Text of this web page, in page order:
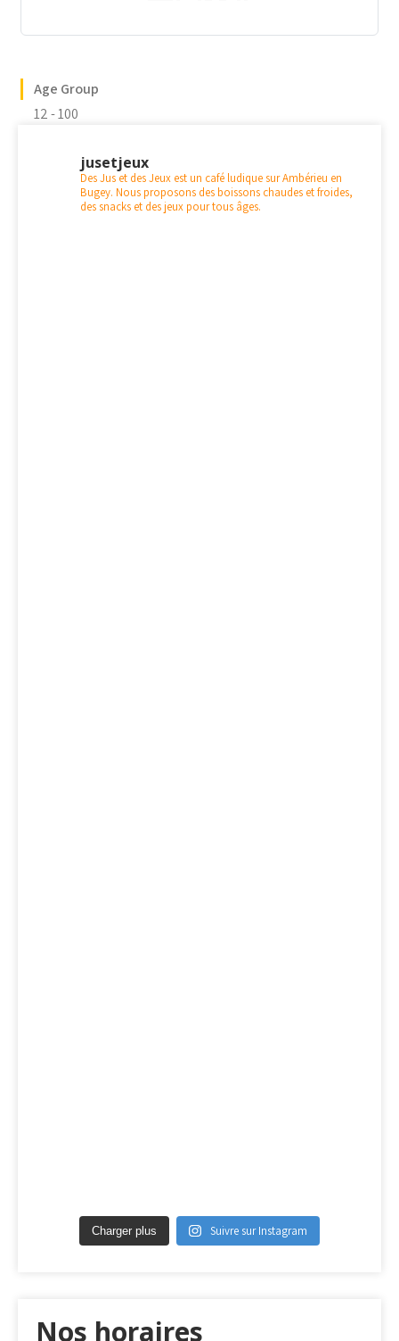
Age Group
12 - 100
jusetjeux
Des Jus et des Jeux est un café ludique sur Ambérieu en
Bugey. Nous proposons des boissons chaudes et froides,
des snacks et des jeux pour tous âges.
Charger plus Suivre sur Instagram
Nos horaires